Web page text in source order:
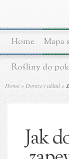
Home Mapa
Rośliny do
Home » Donice i układ »
Jak